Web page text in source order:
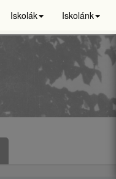
Iskolák Iskolánk